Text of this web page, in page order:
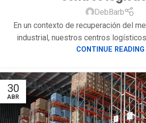
DebBarb
En un contexto de recuperación del
industrial, nuestros centros logísticos
CONTINUE READING
30
ABR